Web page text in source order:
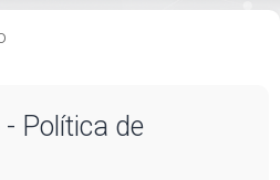
- Política de